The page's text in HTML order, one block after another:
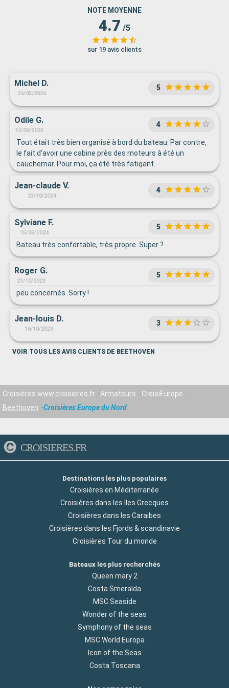
NOTE MOYENNE
4.7 /5
sur 19 avis clients
Michel D.
26/05/2026
5
Odile G.
12/06/2025
4
Tout était très bien organisé à bord du bateau. Par contre,
le fait d'avoir une cabine près des moteurs à été un
cauchemar. Pour moi, ça été très fatigant.
Jean-claude V.
23/10/2024
4
Sylviane F.
15/05/2024
5
Bateau très confortable, très propre. Super ?
Roger G.
21/10/2023
5
peu concernés .Sorry !
Jean-louis D.
16/10/2023
3
VOIR TOUS LES AVIS CLIENTS DE BEETHOVEN
Croisières www.croisieres.fr Armateurs
CroisiEurope
Beethoven
Croisières Europe du Nord
CROISIERES.FR
Destinations les plus populaires
Croisières en Méditerranée
Croisières dans les Iles Grecques
Croisières dans les Caraibes
Croisières dans les Fjords & scandinavie
Croisières Tour du monde
Bateaux les plus recherchés
Queen mary 2
Costa Smeralda
MSC Seaside
Wonder of the seas
Symphony of the seas
MSC World Europa
Icon of the Seas
Costa Toscana